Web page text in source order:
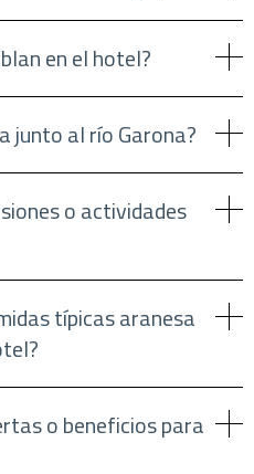
en el hotel?
junto al río Garona?
o actividades
típicas aranesa
o beneficios para